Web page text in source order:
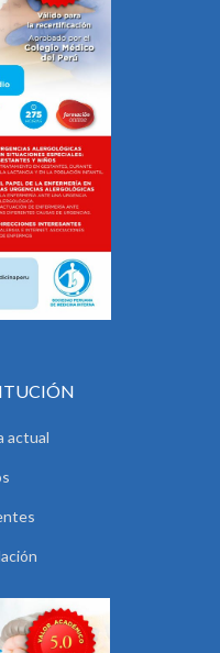
actual